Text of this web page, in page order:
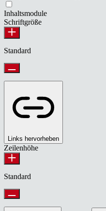
Inhaltsmodule
Schriftgröße
Standard
Links hervorheben
Zeilenhöhe
Standard